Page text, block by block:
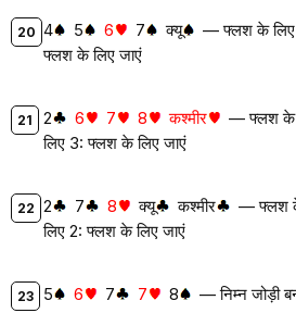
4 5 6 7 क्यू
— फ्लश के लिए
फ्लश के लिए जाएं
2 6 7 8 कश्मीर
— फ्लश के
लिए 3: फ्लश के लिए जाएं
2 7 8 क्यू कश्मीर
— फ्लश
लिए 2: फ्लश के लिए जाएं
5 6 7 7 8 — निम्न जोड़ी